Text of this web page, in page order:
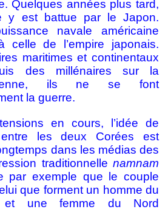
Quelques années plus tard,
y est battue par le Japon.
navale américaine
celle de l’empire japonais.
maritimes et continentaux
des millénaires sur la
ils ne se font
la guerre.
en cours, l’idée de
entre les deux Corées est
dans les médias des
traditionnelle namnam
par exemple que le couple
que forment un homme du
et une femme du Nord